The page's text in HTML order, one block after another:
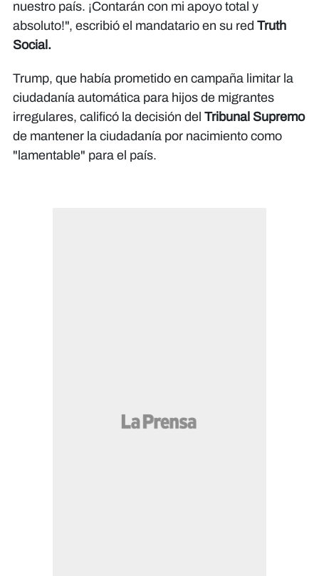
nuestro país. ¡Contarán con mi apoyo total y
absoluto!", escribió el mandatario en su red Truth
Social.
Trump, que había prometido en campaña limitar la
ciudadanía automática para hijos de migrantes
irregulares, calificó la decisión del Tribunal Supremo
de mantener la ciudadanía por nacimiento como
"lamentable" para el país.